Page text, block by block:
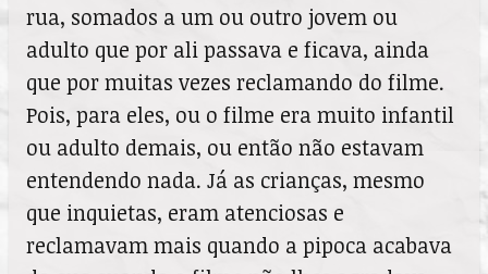
rua, somados a um ou outro jovem ou
adulto que por ali passava e ficava, ainda
que por muitas vezes reclamando do filme.
Pois, para eles, ou o filme era muito infantil
ou adulto demais, ou então não estavam
entendendo nada. Já as crianças, mesmo
que inquietas, eram atenciosas e
reclamavam mais quando a pipoca acabava